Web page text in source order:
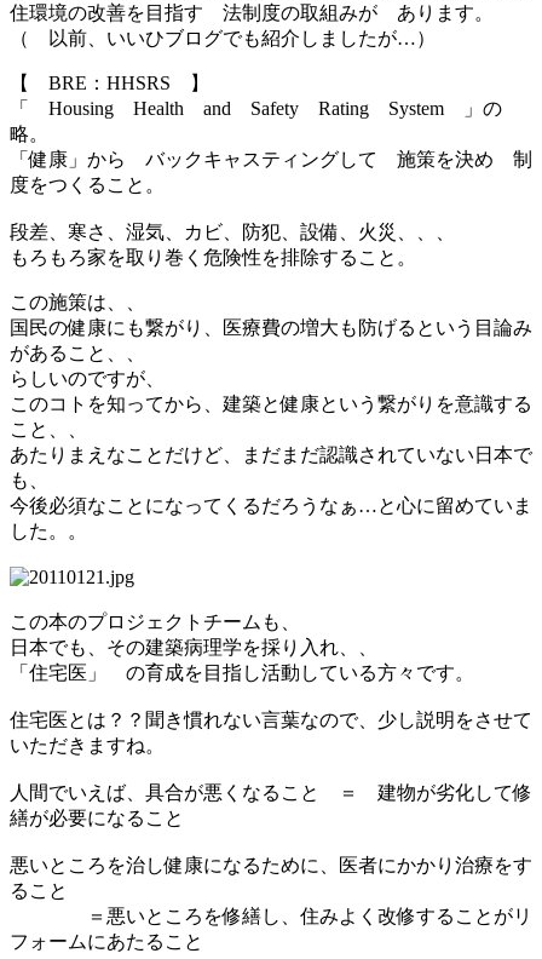
住環境の改善を目指す 法制度の取組みが あります。
（ 以前、いいひブログでも紹介しましたが…）
【 BRE：HHSRS 】
「 Housing Health and Safety Rating System 」の
略。
「健康」から バックキャスティングして 施策を決め 制
度をつくること。
段差、寒さ、湿気、カビ、防犯、設備、火災、、、
もろもろ家を取り巻く危険性を排除すること。
この施策は、、
国民の健康にも繋がり、医療費の増大も防げるという目論み
があること、、
らしいのですが、
このコトを知ってから、建築と健康という繋がりを意識する
こと、、
あたりまえなことだけど、まだまだ認識されていない日本で
も、
今後必須なことになってくるだろうなぁ…と心に留めていま
した。。
この本のプロジェクトチームも、
日本でも、その建築病理学を採り入れ、、
「住宅医」 の育成を目指し活動している方々です。
住宅医とは？？聞き慣れない言葉なので、少し説明をさせて
いただきますね。
人間でいえば、具合が悪くなること ＝ 建物が劣化して修
繕が必要になること
悪いところを治し健康になるために、医者にかかり治療をす
ること
＝悪いところを修繕し、住みよく改修することがリ
フォームにあたること